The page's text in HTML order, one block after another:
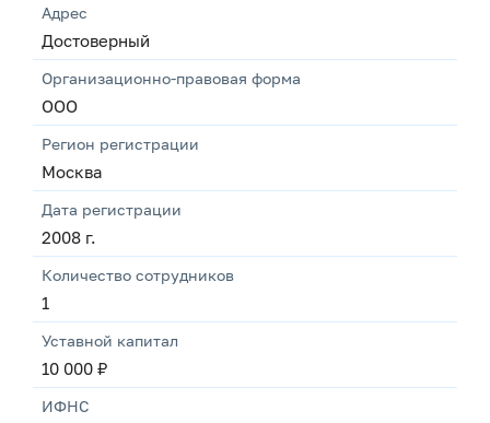
Адрес
Достоверный
Организационно-правовая форма
ООО
Регион регистрации
Москва
Дата регистрации
2008 г.
Количество сотрудников
1
Уставной капитал
10 000 ₽
ИФНС